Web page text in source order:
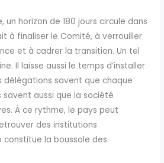
un horizon de 180 jours circule dans
à finaliser le Comité, à verrouiller
et à cadrer la transition. Un tel
Il laisse aussi le temps d’installer
délégations savent que chaque
savent aussi que la société
À ce rythme, le pays peut
des institutions
constitue la boussole des